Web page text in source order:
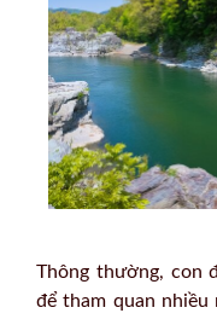
Thông thường, con
để tham quan